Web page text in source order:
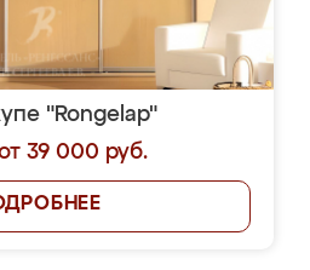
"Rongelap"
39 000 руб.